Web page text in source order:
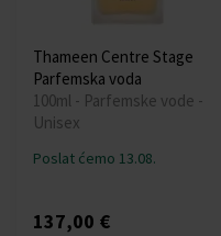
Thameen Centre Stage
Parfemska voda
100ml - Parfemske vode -
Unisex
Poslat ćemo 13.08.
137,00 €